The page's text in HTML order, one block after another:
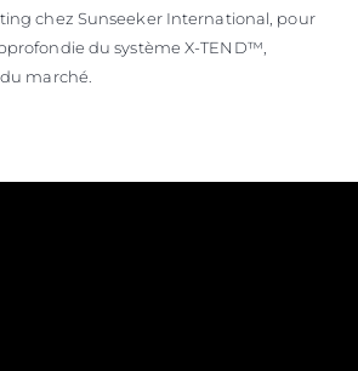
chez Sunseeker International, pour
du système X-TEND™,
marché.